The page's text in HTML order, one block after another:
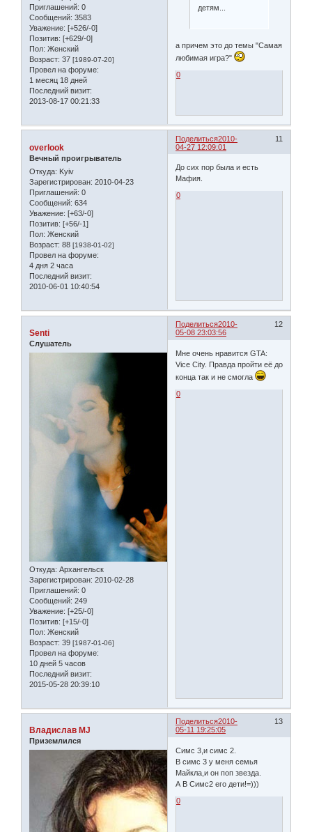
Приглашений: 0
Сообщений: 3583
Уважение: [+526/-0]
Позитив: [+629/-0]
Пол: Женский
Возраст: 37 [1989-07-20]
Провел на форуме:
1 месяц 18 дней
Последний визит:
2013-08-17 00:21:33
детям...
а причем это до темы "Самая
любимая игра?"
0
Поделиться 11
2010-
04-27 12:09:01
overlook
Вечный проигрыватель
Откуда: Kyiv
Зарегистрирован: 2010-04-23
Приглашений: 0
Сообщений: 634
Уважение: [+63/-0]
Позитив: [+56/-1]
Пол: Женский
Возраст: 88 [1938-01-02]
Провел на форуме:
4 дня 2 часа
Последний визит:
2010-06-01 10:40:54
До сих пор была и есть
Мафия.
0
Поделиться 12
2010-
05-08 23:03:56
Senti
Слушатель
Откуда: Архангельск
Зарегистрирован: 2010-02-28
Приглашений: 0
Сообщений: 249
Уважение: [+25/-0]
Позитив: [+15/-0]
Пол: Женский
Возраст: 39 [1987-01-06]
Провел на форуме:
10 дней 5 часов
Последний визит:
2015-05-28 20:39:10
Мне очень нравится GTA:
Vice City. Правда пройти её до
конца так и не смогла
0
Поделиться 13
2010-
05-11 19:25:05
Владислав MJ
Приземлился
Симс 3,и симс 2.
В симс 3 у меня семья
Майкла,и он поп звезда.
А В Симс2 его дети!=)))
0